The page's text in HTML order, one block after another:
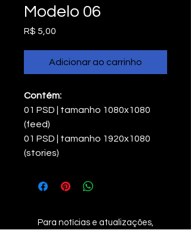
Modelo 06
R$ 5,00
Adicionar ao carrinho
Contém:
01 PSD | tamanho 1080x1080
(feed)
01 PSD | tamanho 1920x1080
(stories)
Para notícias e atualizações,